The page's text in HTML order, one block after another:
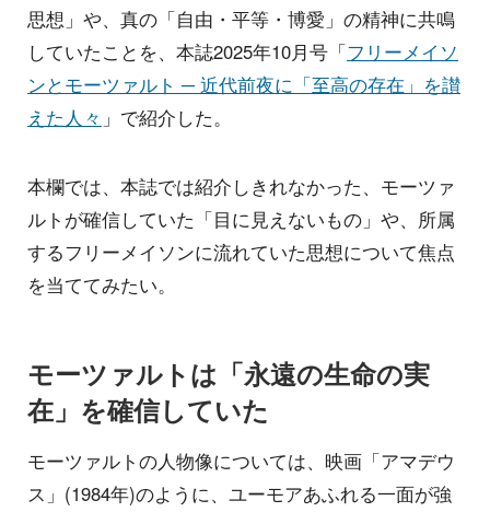
思想」や、真の「自由・平等・博愛」の精神に共鳴
していたことを、本誌2025年10月号「フリーメイソ
ンとモーツァルト ─ 近代前夜に「至高の存在」を讃
えた人々 」で紹介した。
本欄では、本誌では紹介しきれなかった、モーツァ
ルトが確信していた「目に見えないもの」や、所属
するフリーメイソンに流れていた思想について焦点
を当ててみたい。
モーツァルトは「永遠の生命の実
在」を確信していた
モーツァルトの人物像については、映画「アマデウ
ス」(1984年)のように、ユーモアあふれる一面が強